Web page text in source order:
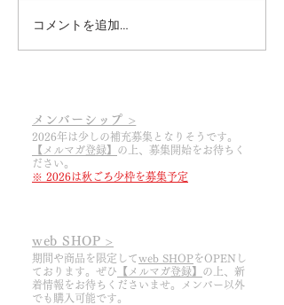
2026.3.6 あっという間に
2026シーズンの幕開けで
コメントを追加…
メンバーシップ >
2026年は少しの補充募集となりそうです。
【メルマガ登録】 の上​、募集開始をお待ちく
ださい。
※ 2026は秋ごろ少枠を募集予定
web SHOP >
期間や商品を限定してweb SHOPをOPENし
ております。ぜひ 【メルマガ登録】 の上、 ​新
着情報をお待ちくださいませ。メンバー以外
でも購入可能です。